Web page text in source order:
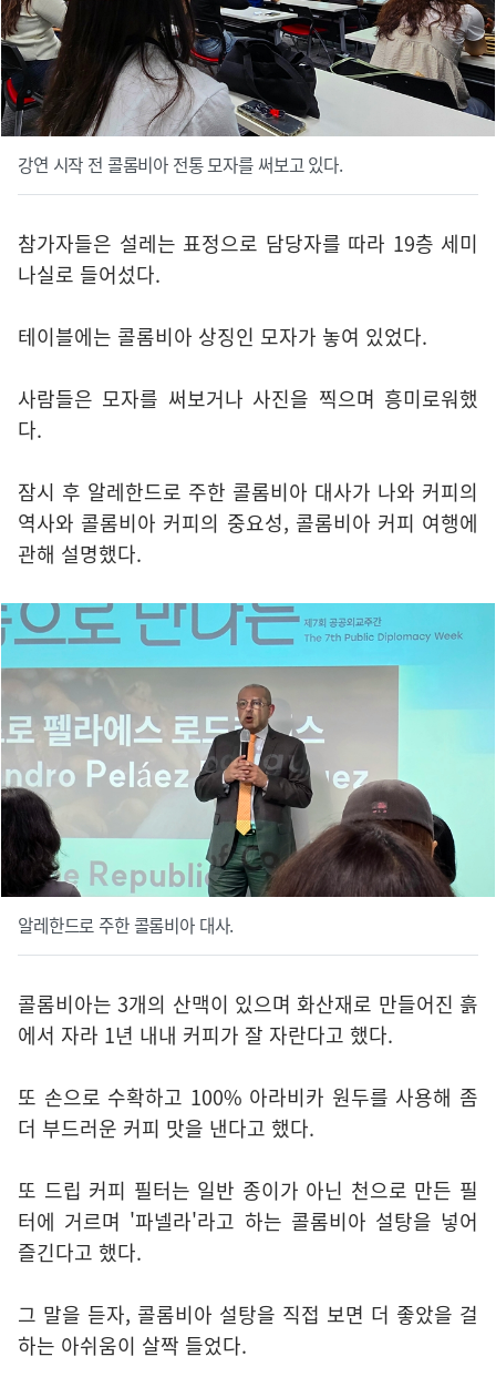
강연 시작 전 콜롬비아 전통 모자를 써보고 있다.
참가자들은 설레는 표정으로 담당자를 따라 19층 세미
나실로 들어섰다.
테이블에는 콜롬비아 상징인 모자가 놓여 있었다.
사람들은 모자를 써보거나 사진을 찍으며 흥미로워했
다.
잠시 후 알레한드로 주한 콜롬비아 대사가 나와 커피의
역사와 콜롬비아 커피의 중요성, 콜롬비아 커피 여행에
관해 설명했다.
알레한드로 주한 콜롬비아 대사.
콜롬비아는 3개의 산맥이 있으며 화산재로 만들어진 흙
에서 자라 1년 내내 커피가 잘 자란다고 했다.
또 손으로 수확하고 100% 아라비카 원두를 사용해 좀
더 부드러운 커피 맛을 낸다고 했다.
또 드립 커피 필터는 일반 종이가 아닌 천으로 만든 필
터에 거르며 '파넬라'라고 하는 콜롬비아 설탕을 넣어
즐긴다고 했다.
그 말을 듣자, 콜롬비아 설탕을 직접 보면 더 좋았을 걸
하는 아쉬움이 살짝 들었다.